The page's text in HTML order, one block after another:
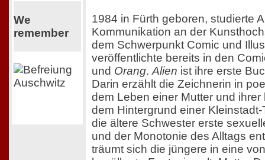
We
remember
1984 in Fürth geboren, studierte
Kommunikation an der
dem Schwerpunkt Comic und
veröffentlichte bereits in den
und Orang.Alien ist ihre erste
Darin erzählt die Zeichnerin in
dem Leben einer Mutter und
dem Hintergrund einer
die ältere Schwester erste
und der Monotonie des Alltags
träumt sich die jüngere in eine